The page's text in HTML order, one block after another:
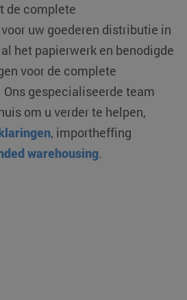
de complete
voor uw goederen distributie in
het papierwerk en benodigde
voor de complete
gespecialiseerde team
om u verder te helpen,
, importheffing
warehousing.